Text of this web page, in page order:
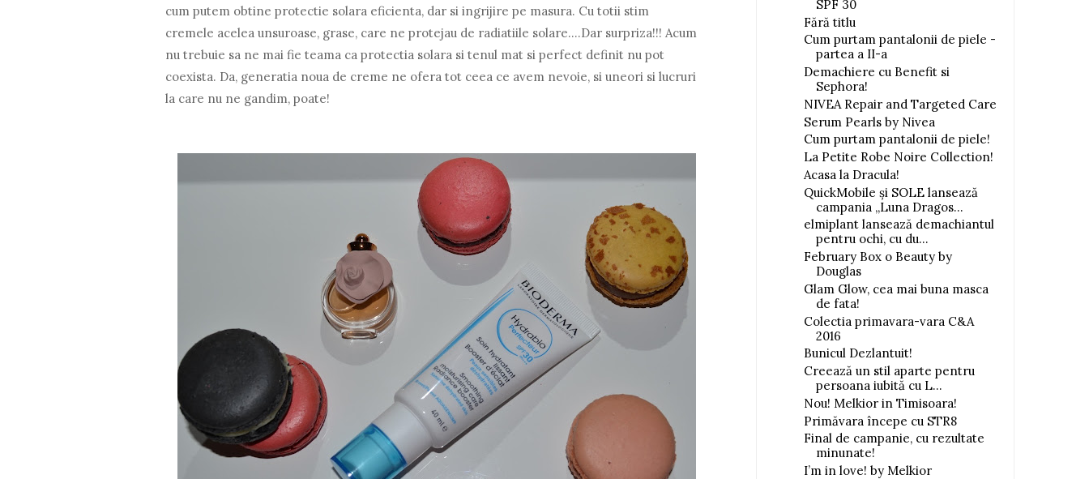
cum putem obtine protectie solara eficienta, dar si ingrijire pe masura. Cu totii stim
cremele acelea unsuroase, grase, care ne protejau de radiatiile solare....Dar surpriza!!! Acum
nu trebuie sa ne mai fie teama ca protectia solara si tenul mat si perfect definit nu pot
coexista. Da, generatia noua de creme ne ofera tot ceea ce avem nevoie, si uneori si lucruri
la care nu ne gandim, poate!
SPF 30
Fără titlu
Cum purtam pantalonii de piele -
partea a II-a
Demachiere cu Benefit si
Sephora!
NIVEA Repair and Targeted Care
Serum Pearls by Nivea
Cum purtam pantalonii de piele!
La Petite Robe Noire Collection!
Acasa la Dracula!
QuickMobile și SOLE lansează
campania „Luna Dragos...
elmiplant lansează demachiantul
pentru ochi, cu du...
February Box o Beauty by
Douglas
Glam Glow, cea mai buna masca
de fata!
Colectia primavara-vara C&A
2016
Bunicul Dezlantuit!
Creează un stil aparte pentru
persoana iubită cu L...
Nou! Melkior in Timisoara!
Primăvara începe cu STR8
Final de campanie, cu rezultate
minunate!
I’m in love! by Melkior